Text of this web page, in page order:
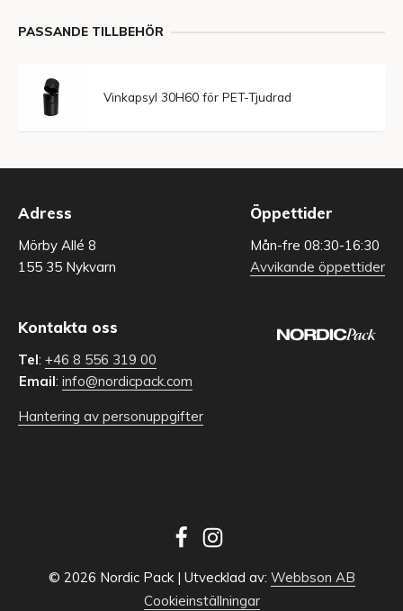
PASSANDE TILLBEHÖR
Vinkapsyl 30H60 för PET-Tjudrad
Adress
Mörby Allé 8
155 35 Nykvarn
Öppettider
Mån-fre 08:30-16:30
Avvikande öppettider
Kontakta oss
Tel: +46 8 556 319 00
Email: info@nordicpack.com
Hantering av personuppgifter
© 2026 Nordic Pack | Utvecklad av: Webbson AB
Cookieinställningar